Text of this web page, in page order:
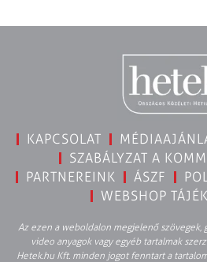
KAPCSOLAT
SZABÁLYZAT A
PARTNEREINK
ÁSZF
WEBSHOP
Az ezen a weboldalon megjelenő szövegek,
video anyagok vagy egyéb tartalmak
Hetek.hu Kft. minden jogot fenntart a